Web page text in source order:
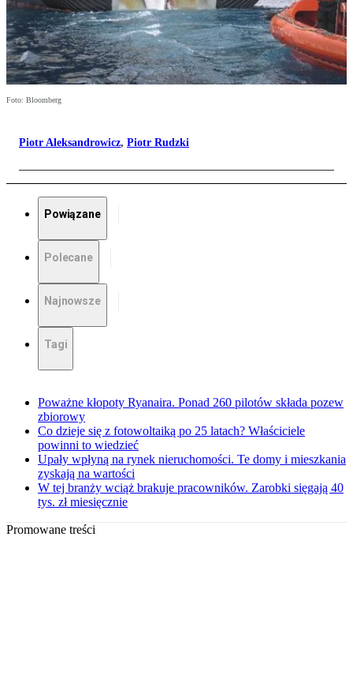
Foto: Bloomberg
Piotr Aleksandrowicz, Piotr Rudzki
Powiązane
Polecane
Najnowsze
Tagi
Poważne kłopoty Ryanaira. Ponad 260 pilotów składa pozew
zbiorowy
Co dzieje się z fotowoltaiką po 25 latach? Właściciele
powinni to wiedzieć
Upały wpłyną na rynek nieruchomości. Te domy i mieszkania
zyskają na wartości
W tej branży wciąż brakuje pracowników. Zarobki sięgają 40
tys. zł miesięcznie
Promowane treści